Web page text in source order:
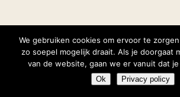
We gebruiken cookies om ervoor te
zo soepel mogelijk draait. Als je doorgaat
van de website, gaan we er vanuit dat
Ok Privacy policy